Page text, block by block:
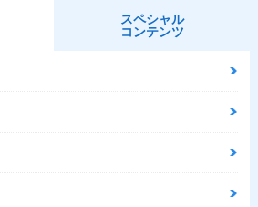
スペシャル
コンテンツ